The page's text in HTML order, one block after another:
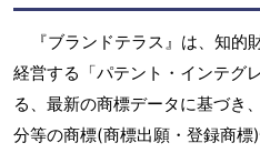
『ブランドテラス』は、知
経営する「パテント・インテグ
る、最新の商標データに基づき
分等の商標(商標出願・登録商